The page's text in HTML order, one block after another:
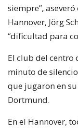
siempre”,
Hannover, Jörg
“dificultad para
El club del
minuto de
que jugaron en
Dortmund.
En el Hannover,